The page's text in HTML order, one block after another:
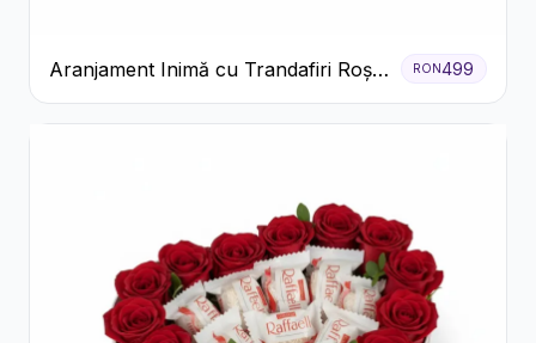
Aranjament Inimă cu Trandafiri Roșii
și Floarea Miresei
RON 499